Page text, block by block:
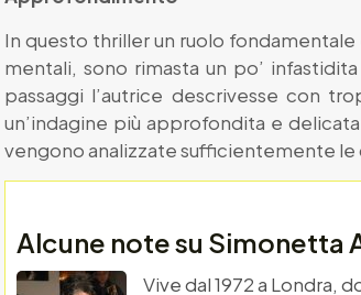
In questo thriller un ruolo
mentali, sono rimasta un po’
passaggi l’autrice descrivesse con
un’indagine più approfondita e
vengono analizzate sufficientemente le
Alcune note su Simonetta
Vive dal 1972 a Londra,